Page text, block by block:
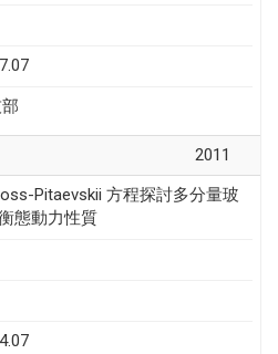
2011
Pitaevskii 方程探討多分量玻
態動力性質